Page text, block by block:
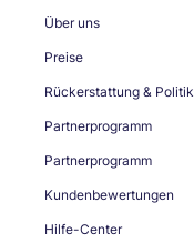
Über uns
Preise
Rückerstattung & Politik
Partnerprogramm
Partnerprogramm
Kundenbewertungen
Hilfe-Center